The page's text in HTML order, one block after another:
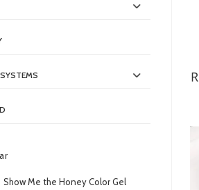
Show Me the Honey Color Gel